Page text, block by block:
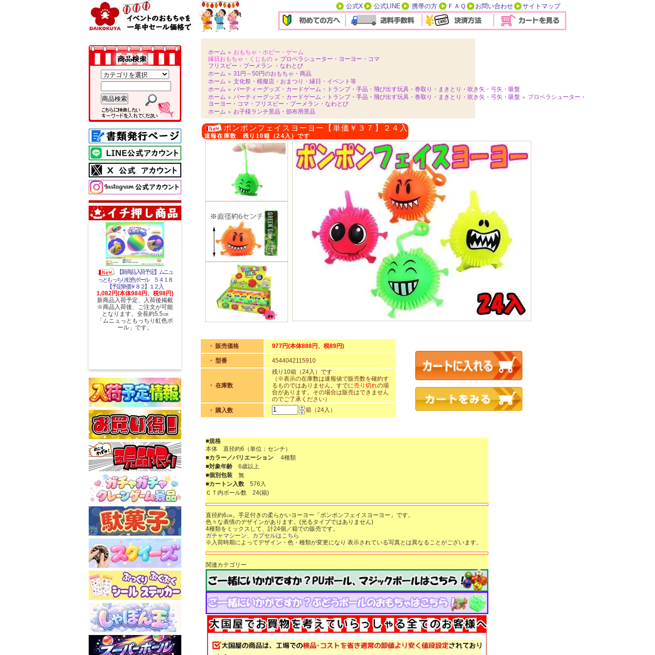
公式X 公式LINE 携帯の方 ＦＡＱ お問い合わせ サイトマップ
【新商品入荷予定】ムニュ
っともっちり虹色ボール ５４１８
【予定単価￥８２】１２入
1,082円(本体984円、税98円)
新商品入荷予定、入荷後掲載
※商品入荷後、ご注文が可能
となります。全長約5.5㎝
「ムニュっともっちり虹色ボ
ール」です。
ホーム ＞ おもちゃ・ホビー・ゲーム
縁日おもちゃ・くじもの ＞ プロペラシューター・ヨーヨー・コマ
フリスビー・ブーメラン ・なわとび
ホーム ＞ 31円～50円のおもちゃ・商品
ホーム ＞ 文化祭・模擬店・おまつり・縁日・イベント等
ホーム ＞ パーティーグッズ・カードゲーム・トランプ・手品・飛び出す玩具・巻取り・まきとり・吹き矢・弓矢・吸盤
ホーム ＞ パーティーグッズ・カードゲーム・トランプ・手品・飛び出す玩具・巻取り・まきとり・吹き矢・弓矢・吸盤 ＞ プロペラシューター・
ヨーヨー・コマ・フリスビー・ブーメラン・なわとび
ホーム ＞ お子様ランチ景品・頒布用景品
ポンポンフェイスヨーヨー【単価￥３７】２４入
速報在庫数 残り10箱（24入）です
・ 販売価格 977円(本体888円、税89円)
・ 型番 4544042115910
・ 在庫数
残り10箱（24入）です
（※表示の在庫数は速報値で販売数を確約す
るものではありません。すでに売り切れの場
合があります。その場合は販売はできません
のでご了承ください）
・ 購入数
箱（24入）
■規格
本体 直径約6（単位：センチ）
■カラー／バリエーション 4種類
■対象年齢 6歳以上
■個別包装 無
■カートン入数 576入
ＣＴ内ボール数 24(箱)
直径約6㎝。手足付きの柔らかいヨーヨー「ポンポンフェイスヨーヨー」です。
色々な表情のデザインがあります。(光るタイプではありません)
4種類をミックスして、計24個／箱での販売です。
ガチャマシーン、カプセルはこちら
※入荷時期によってデザイン・色・種類が変更になり 表示されている写真とは異なることがございます。
関連カテゴリー